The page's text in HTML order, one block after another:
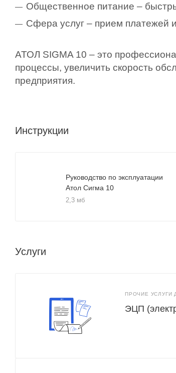
Общественное питание –
Сфера услуг – прием платежей
АТОЛ SIGMA 10 – это
процессы, увеличить скорость
предприятия.
Инструкции
Руководство по эксплуатации
Атол Сигма 10
2,3 мб
Услуги
ПРОЧИЕ УСЛУГИ
ЭЦП